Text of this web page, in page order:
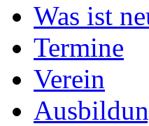
Was ist
Termine
Verein